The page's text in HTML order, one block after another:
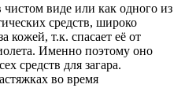
виде или как одного из
средств, широко
кожей, т.к. спасает её от
Именно поэтому оно
средств для загара.
во время